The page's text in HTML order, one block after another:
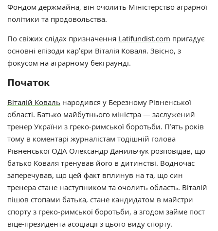
Фондом держмайна, він очолить Міністерство аграрної
політики та продовольства.
По свіжих слідах призначення Latifundist.com пригадує
основні епізоди карʼєри Віталія Коваля. Звісно, з
фокусом на аграрному бекграунді.
Початок
Віталій Коваль народився у Березному Рівненської
області. Батько майбутнього міністра — заслужений
тренер України з греко-римської боротьби. Пʼять років
тому в коментарі журналістам тодішній голова
Рівненської ОДА Олександр Данильчук розповідав, що
батько Коваля тренував його в дитинстві. Водночас
заперечував, що цей факт вплинув на та, що син
тренера стане наступником та очолить область. Віталій
пішов стопами батька, стане кандидатом в майстри
спорту з греко-римської боротьби, а згодом займе пост
віце-президента асоціації з цього виду спорту.